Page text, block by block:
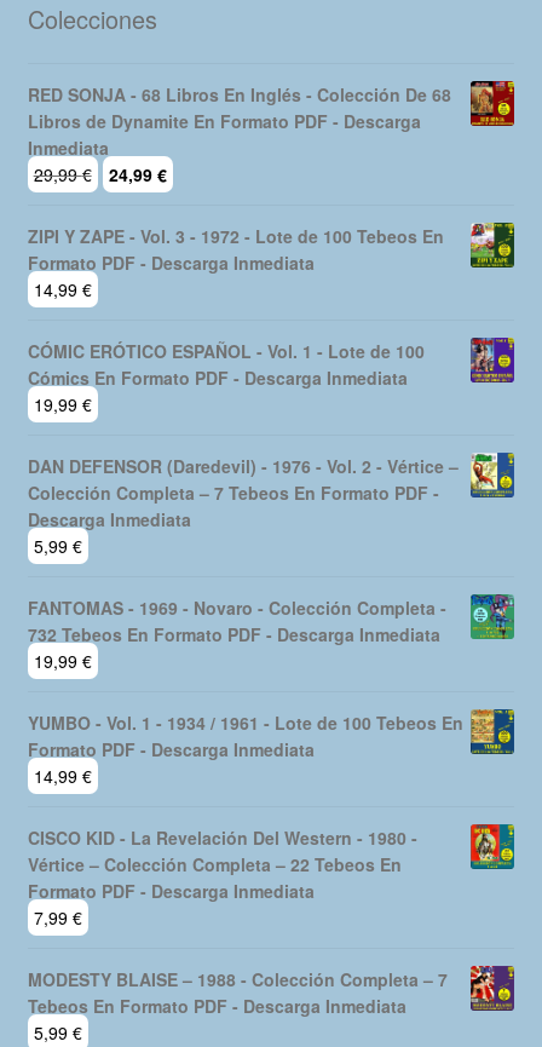
Colecciones
RED SONJA - 68 Libros En Inglés - Colección De 68
Libros de Dynamite En Formato PDF - Descarga
Inmediata
29,99€
El
precio
original
era:
24,99 €
actual
24,99 €.
ZIPI Y ZAPE - Vol. 3 - 1972 - Lote de 100 Tebeos En
Formato PDF - Descarga Inmediata
14,99 €
CÓMIC ERÓTICO ESPAÑOL - Vol. 1 - Lote de 100
Cómics En Formato PDF - Descarga Inmediata
19,99 €
DAN DEFENSOR (Daredevil) - 1976 - Vol. 2 - Vértice –
Colección Completa – 7 Tebeos En Formato PDF -
Descarga Inmediata
5,99 €
FANTOMAS - 1969 - Novaro - Colección Completa -
732 Tebeos En Formato PDF - Descarga Inmediata
19,99 €
YUMBO - Vol. 1 - 1934 / 1961 - Lote de 100 Tebeos En
Formato PDF - Descarga Inmediata
14,99 €
CISCO KID - La Revelación Del Western - 1980 -
Vértice – Colección Completa – 22 Tebeos En
Formato PDF - Descarga Inmediata
7,99 €
MODESTY BLAISE – 1988 - Colección Completa – 7
Tebeos En Formato PDF - Descarga Inmediata
5,99 €